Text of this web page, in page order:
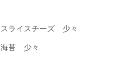
スライスチーズ 少々
海苔 少々